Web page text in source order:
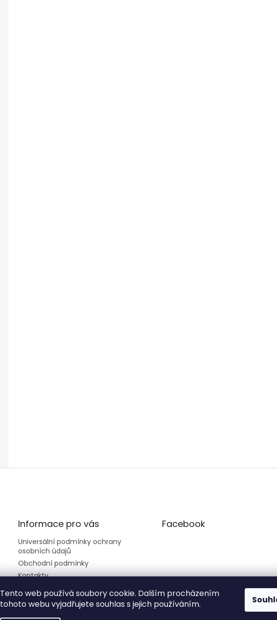
Tento web používá soubory cookie. Dalším procházením
tohoto webu vyjadřujete souhlas s jejich používáním.
Informace pro vás
Universální podmínky ochrany
osobních údajů
Obchodní podmínky
Kontakty
Facebook